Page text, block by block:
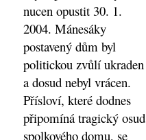
nucen opustit 30. 1.
2004. Mánesáky
postavený dům byl
politickou zvůlí ukraden
a dosud nebyl vrácen.
Přísloví, které dodnes
připomíná tragický osud
spolkového domu, se